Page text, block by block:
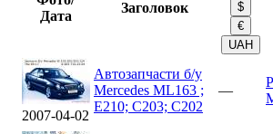
Дата
Заголовок
2007-04-02
Автозапчасти б/у
Mercedes ML163 ;
Е210; C203; C202
—